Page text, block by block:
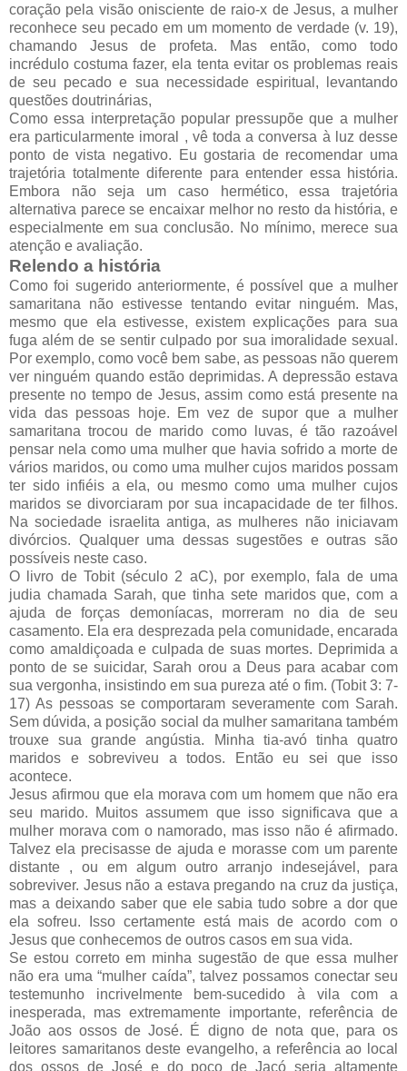
coração pela visão onisciente de raio-x de Jesus, a mulher
reconhece seu pecado em um momento de verdade (v. 19),
chamando Jesus de profeta. Mas então, como todo
incrédulo costuma fazer, ela tenta evitar os problemas reais
de seu pecado e sua necessidade espiritual, levantando
questões doutrinárias,
Como essa interpretação popular pressupõe que a mulher
era particularmente imoral , vê toda a conversa à luz desse
ponto de vista negativo. Eu gostaria de recomendar uma
trajetória totalmente diferente para entender essa história.
Embora não seja um caso hermético, essa trajetória
alternativa parece se encaixar melhor no resto da história, e
especialmente em sua conclusão. No mínimo, merece sua
atenção e avaliação.
Relendo a história
Como foi sugerido anteriormente, é possível que a mulher
samaritana não estivesse tentando evitar ninguém. Mas,
mesmo que ela estivesse, existem explicações para sua
fuga além de se sentir culpado por sua imoralidade sexual.
Por exemplo, como você bem sabe, as pessoas não querem
ver ninguém quando estão deprimidas. A depressão estava
presente no tempo de Jesus, assim como está presente na
vida das pessoas hoje. Em vez de supor que a mulher
samaritana trocou de marido como luvas, é tão razoável
pensar nela como uma mulher que havia sofrido a morte de
vários maridos, ou como uma mulher cujos maridos possam
ter sido infiéis a ela, ou mesmo como uma mulher cujos
maridos se divorciaram por sua incapacidade de ter filhos.
Na sociedade israelita antiga, as mulheres não iniciavam
divórcios. Qualquer uma dessas sugestões e outras são
possíveis neste caso.
O livro de Tobit (século 2 aC), por exemplo, fala de uma
judia chamada Sarah, que tinha sete maridos que, com a
ajuda de forças demoníacas, morreram no dia de seu
casamento. Ela era desprezada pela comunidade, encarada
como amaldiçoada e culpada de suas mortes. Deprimida a
ponto de se suicidar, Sarah orou a Deus para acabar com
sua vergonha, insistindo em sua pureza até o fim. (Tobit 3: 7-
17) As pessoas se comportaram severamente com Sarah.
Sem dúvida, a posição social da mulher samaritana também
trouxe sua grande angústia. Minha tia-avó tinha quatro
maridos e sobreviveu a todos. Então eu sei que isso
acontece.
Jesus afirmou que ela morava com um homem que não era
seu marido. Muitos assumem que isso significava que a
mulher morava com o namorado, mas isso não é afirmado.
Talvez ela precisasse de ajuda e morasse com um parente
distante , ou em algum outro arranjo indesejável, para
sobreviver. Jesus não a estava pregando na cruz da justiça,
mas a deixando saber que ele sabia tudo sobre a dor que
ela sofreu. Isso certamente está mais de acordo com o
Jesus que conhecemos de outros casos em sua vida.
Se estou correto em minha sugestão de que essa mulher
não era uma “mulher caída”, talvez possamos conectar seu
testemunho incrivelmente bem-sucedido à vila com a
inesperada, mas extremamente importante, referência de
João aos ossos de José. É digno de nota que, para os
leitores samaritanos deste evangelho, a referência ao local
dos ossos de José e do poço de Jacó seria altamente